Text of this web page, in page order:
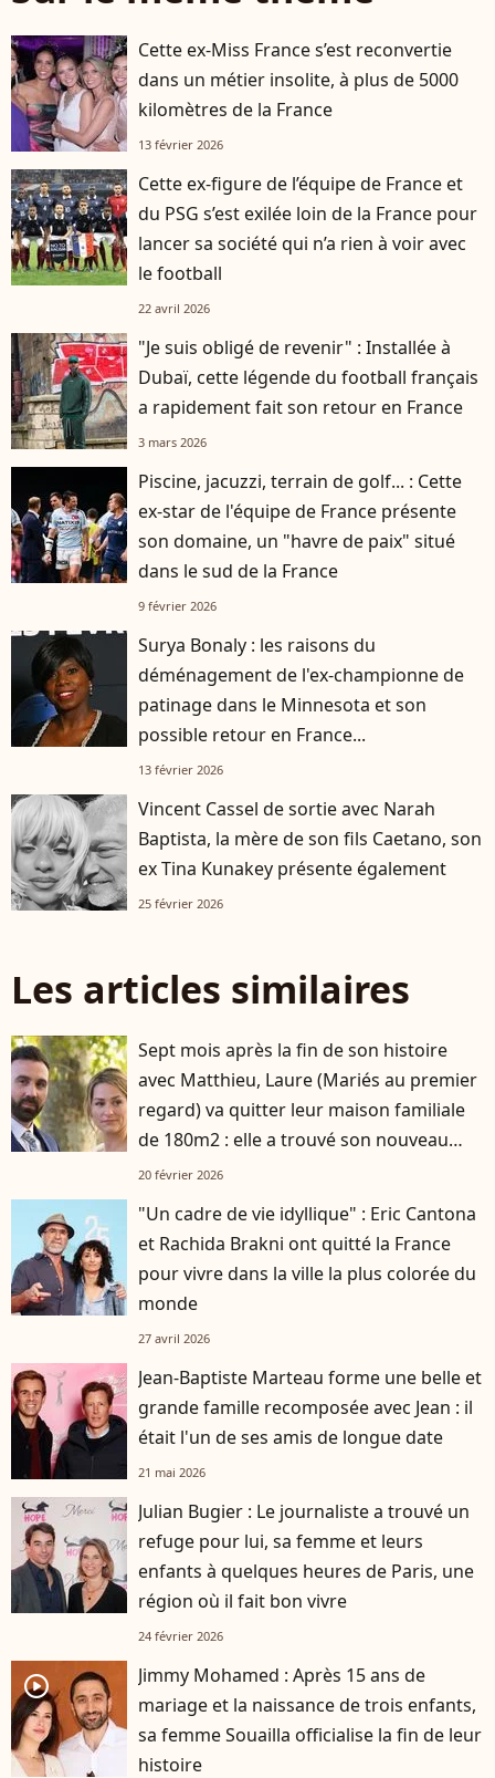
Cette ex-Miss France s’est reconvertie
dans un métier insolite, à plus de 5000
kilomètres de la France
13 février 2026
Cette ex-figure de l’équipe de France et
du PSG s’est exilée loin de la France pour
lancer sa société qui n’a rien à voir avec
le football
22 avril 2026
"Je suis obligé de revenir" : Installée à
Dubaï, cette légende du football français
a rapidement fait son retour en France
3 mars 2026
Piscine, jacuzzi, terrain de golf... : Cette
ex-star de l'équipe de France présente
son domaine, un "havre de paix" situé
dans le sud de la France
9 février 2026
Surya Bonaly : les raisons du
déménagement de l'ex-championne de
patinage dans le Minnesota et son
possible retour en France...
13 février 2026
Vincent Cassel de sortie avec Narah
Baptista, la mère de son fils Caetano, son
ex Tina Kunakey présente également
25 février 2026
Les articles similaires
Sept mois après la fin de son histoire
avec Matthieu, Laure (Mariés au premier
regard) va quitter leur maison familiale
de 180m2 : elle a trouvé son nouveau
logement
20 février 2026
"Un cadre de vie idyllique" : Eric Cantona
et Rachida Brakni ont quitté la France
pour vivre dans la ville la plus colorée du
monde
27 avril 2026
Jean-Baptiste Marteau forme une belle et
grande famille recomposée avec Jean : il
était l'un de ses amis de longue date
21 mai 2026
Julian Bugier : Le journaliste a trouvé un
refuge pour lui, sa femme et leurs
enfants à quelques heures de Paris, une
région où il fait bon vivre
24 février 2026
player2
Jimmy Mohamed : Après 15 ans de
mariage et la naissance de trois enfants,
sa femme Souailla officialise la fin de leur
histoire